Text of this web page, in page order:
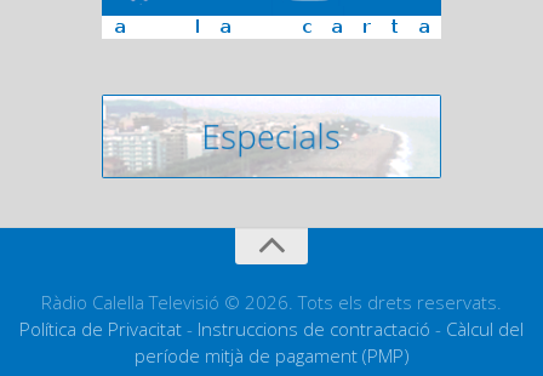
Ràdio Calella Televisió © 2026. Tots els drets reservats.
Política de Privacitat - Instruccions de contractació - Càlcul del
període mitjà de pagament (PMP)